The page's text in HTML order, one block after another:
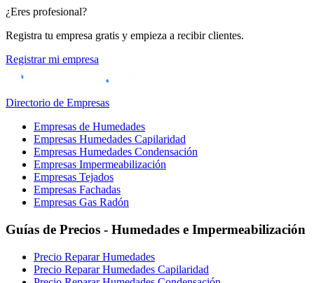
¿Eres profesional?
Registra tu empresa gratis y empieza a recibir clientes.
Registrar mi empresa
Directorio de Empresas
Empresas de Humedades
Empresas Humedades Capilaridad
Empresas Humedades Condensación
Empresas Impermeabilización
Empresas Tejados
Empresas Fachadas
Empresas Gas Radón
Guías de Precios - Humedades e Impermeabilización
Precio Reparar Humedades
Precio Reparar Humedades Capilaridad